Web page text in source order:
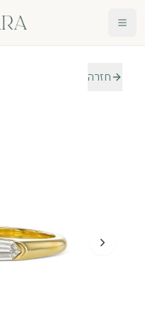
הטבעות
חזרה